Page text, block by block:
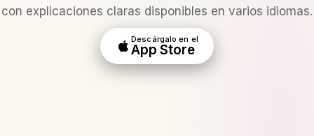
con explicaciones claras disponibles en varios idiomas.
Descárgalo en el
App Store